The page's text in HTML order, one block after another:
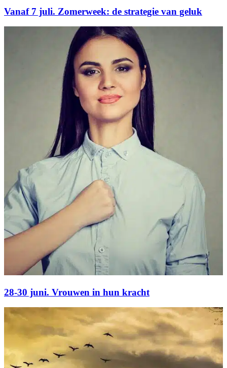
Vanaf 7 juli. Zomerweek: de strategie van geluk
28-30 juni. Vrouwen in hun kracht